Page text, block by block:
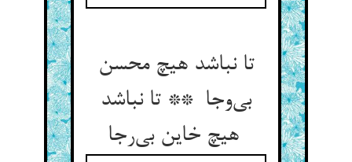
تا نباشد هیچ محسن
بی‌وجا ** تا نباشد
هیچ خاین بی‌رجا